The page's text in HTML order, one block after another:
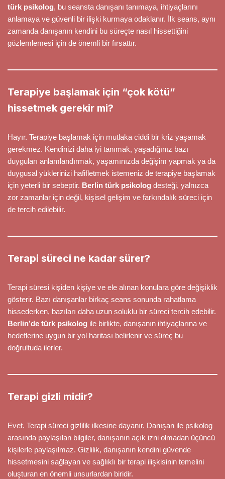
türk psikolog, bu seansta danışanı tanımaya, ihtiyaçlarını
anlamaya ve güvenli bir ilişki kurmaya odaklanır. İlk seans, aynı
zamanda danışanın kendini bu süreçte nasıl hissettiğini
gözlemlemesi için de önemli bir fırsattır.
Terapiye başlamak için “çok kötü”
hissetmek gerekir mi?
Hayır. Terapiye başlamak için mutlaka ciddi bir kriz yaşamak
gerekmez. Kendinizi daha iyi tanımak, yaşadığınız bazı
duyguları anlamlandırmak, yaşamınızda değişim yapmak ya da
duygusal yüklerinizi hafifletmek istemeniz de terapiye başlamak
için yeterli bir sebeptir. Berlin türk psikolog desteği, yalnızca
zor zamanlar için değil, kişisel gelişim ve farkındalık süreci için
de tercih edilebilir.
Terapi süreci ne kadar sürer?
Terapi süresi kişiden kişiye ve ele alınan konulara göre değişiklik
gösterir. Bazı danışanlar birkaç seans sonunda rahatlama
hissederken, bazıları daha uzun soluklu bir süreci tercih edebilir.
Berlin’de türk psikolog ile birlikte, danışanın ihtiyaçlarına ve
hedeflerine uygun bir yol haritası belirlenir ve süreç bu
doğrultuda ilerler.
Terapi gizli midir?
Evet. Terapi süreci gizlilik ilkesine dayanır. Danışan ile psikolog
arasında paylaşılan bilgiler, danışanın açık izni olmadan üçüncü
kişilerle paylaşılmaz. Gizlilik, danışanın kendini güvende
hissetmesini sağlayan ve sağlıklı bir terapi ilişkisinin temelini
oluşturan en önemli unsurlardan biridir.